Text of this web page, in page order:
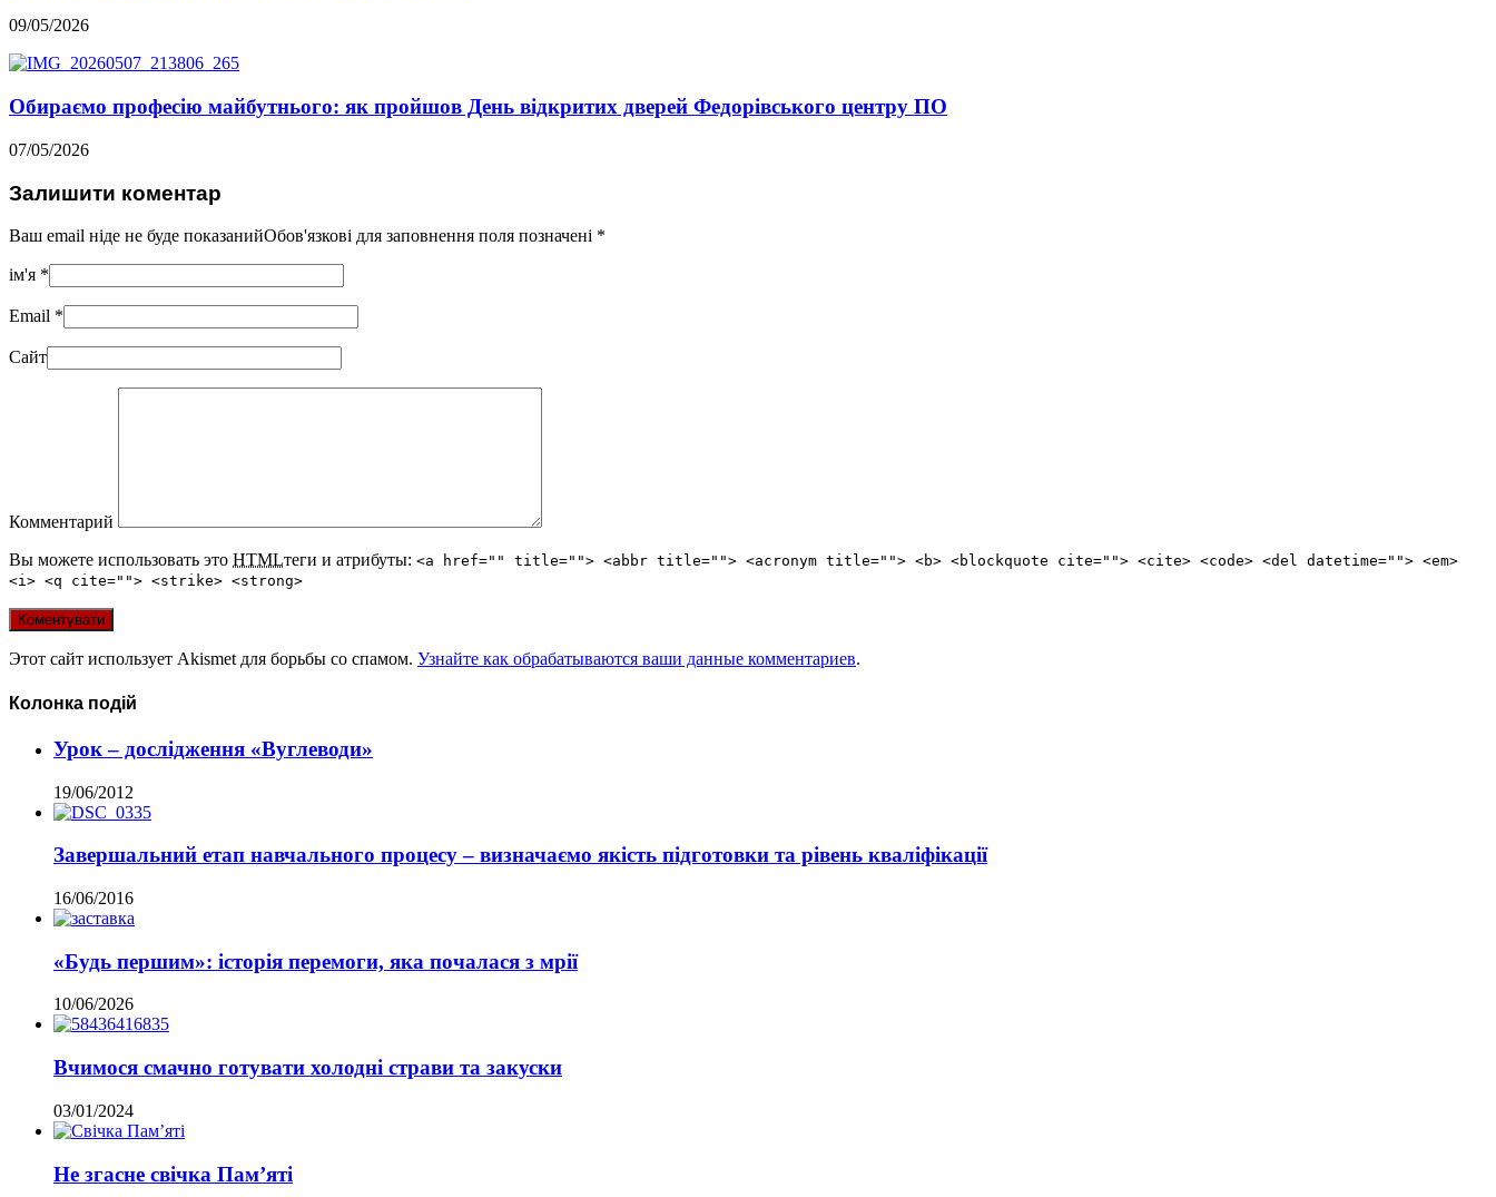
09/05/2026
Обираємо професію майбутнього: як пройшов День відкритих дверей Федорівського центру ПО
07/05/2026
Залишити коментар
Ваш email ніде не буде показанийОбов'язкові для заповнення поля позначені *
ім'я *
Email *
Сайт
Комментарий
Вы можете использовать это HTMLтеги и атрибуты: <a href="" title=""> <abbr title=""> <acronym title=""> <b> <blockquote cite=""> <cite> <code> <del datetime=""> <em>
<i> <q cite=""> <strike> <strong>
Этот сайт использует Akismet для борьбы со спамом. Узнайте как обрабатываются ваши данные комментариев.
Колонка подій
Урок – дослідження «Вуглеводи»
19/06/2012
Завершальний етап навчального процесу – визначаємо якість підготовки та рівень кваліфікації
16/06/2016
«Будь першим»: історія перемоги, яка почалася з мрії
10/06/2026
Вчимося смачно готувати холодні страви та закуски
03/01/2024
Не згасне свічка Пам’яті